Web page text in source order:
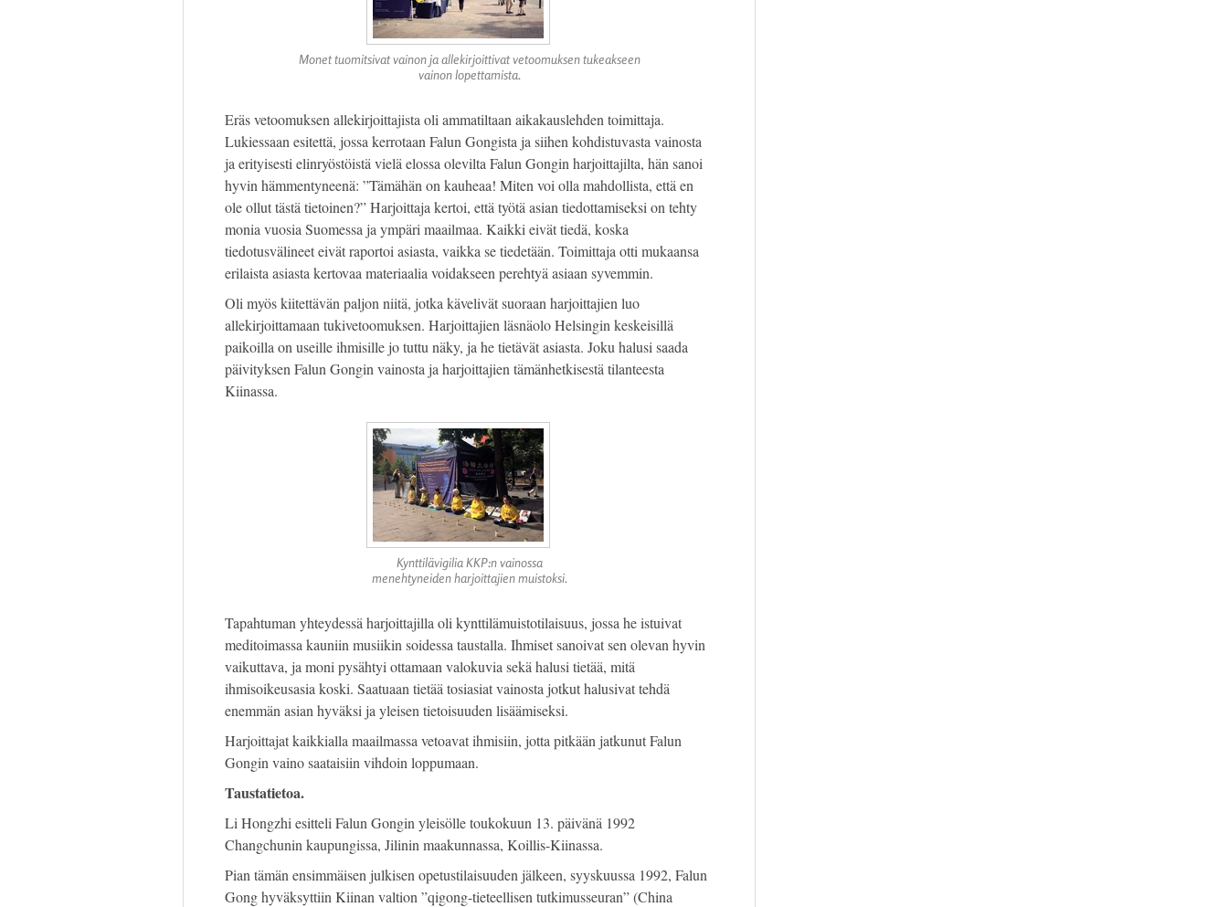
Monet tuomitsivat vainon ja allekirjoittivat vetoomuksen tukeakseen
vainon lopettamista.
Eräs vetoomuksen allekirjoittajista oli ammatiltaan aikakauslehden toimittaja.
Lukiessaan esitettä, jossa kerrotaan Falun Gongista ja siihen kohdistuvasta vainosta
ja erityisesti elinryöstöistä vielä elossa olevilta Falun Gongin harjoittajilta, hän sanoi
hyvin hämmentyneenä: ”Tämähän on kauheaa! Miten voi olla mahdollista, että en
ole ollut tästä tietoinen?” Harjoittaja kertoi, että työtä asian tiedottamiseksi on tehty
monia vuosia Suomessa ja ympäri maailmaa. Kaikki eivät tiedä, koska
tiedotusvälineet eivät raportoi asiasta, vaikka se tiedetään. Toimittaja otti mukaansa
erilaista asiasta kertovaa materiaalia voidakseen perehtyä asiaan syvemmin.
Oli myös kiitettävän paljon niitä, jotka kävelivät suoraan harjoittajien luo
allekirjoittamaan tukivetoomuksen. Harjoittajien läsnäolo Helsingin keskeisillä
paikoilla on useille ihmisille jo tuttu näky, ja he tietävät asiasta. Joku halusi saada
päivityksen Falun Gongin vainosta ja harjoittajien tämänhetkisestä tilanteesta
Kiinassa.
Kynttilävigilia KKP:n vainossa
menehtyneiden harjoittajien muistoksi.
Tapahtuman yhteydessä harjoittajilla oli kynttilämuistotilaisuus, jossa he istuivat
meditoimassa kauniin musiikin soidessa taustalla. Ihmiset sanoivat sen olevan hyvin
vaikuttava, ja moni pysähtyi ottamaan valokuvia sekä halusi tietää, mitä
ihmisoikeusasia koski. Saatuaan tietää tosiasiat vainosta jotkut halusivat tehdä
enemmän asian hyväksi ja yleisen tietoisuuden lisäämiseksi.
Harjoittajat kaikkialla maailmassa vetoavat ihmisiin, jotta pitkään jatkunut Falun
Gongin vaino saataisiin vihdoin loppumaan.
Taustatietoa.
Li Hongzhi esitteli Falun Gongin yleisölle toukokuun 13. päivänä 1992
Changchunin kaupungissa, Jilinin maakunnassa, Koillis-Kiinassa.
Pian tämän ensimmäisen julkisen opetustilaisuuden jälkeen, syyskuussa 1992, Falun
Gong hyväksyttiin Kiinan valtion ”qigong-tieteellisen tutkimusseuran” (China